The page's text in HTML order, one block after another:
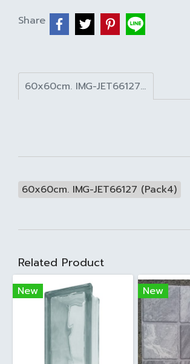
Share
60x60cm. IMG-JET66127 (Pack4)
60x60cm. IMG-JET66127 (Pack4)
Related Product
New New